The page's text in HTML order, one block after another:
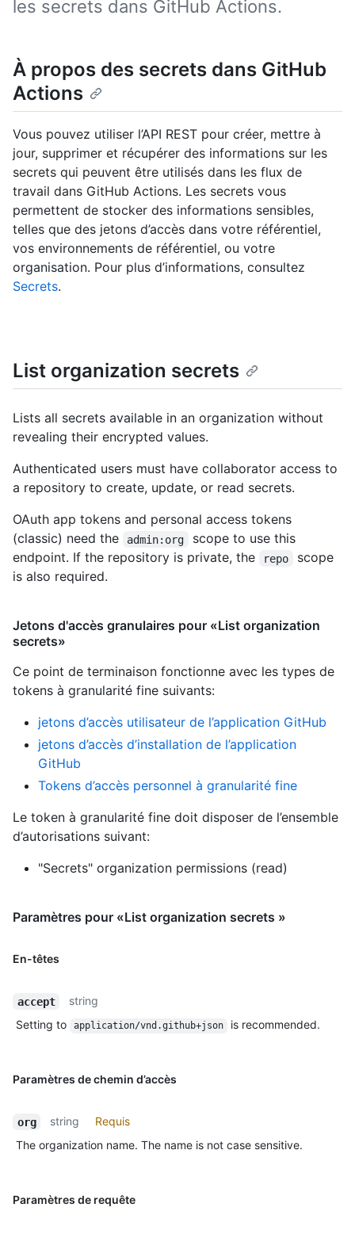
les secrets dans GitHub Actions.
À propos des secrets dans GitHub
Actions
Vous pouvez utiliser l’API REST pour créer, mettre à
jour, supprimer et récupérer des informations sur les
secrets qui peuvent être utilisés dans les flux de
travail dans GitHub Actions. Les secrets vous
permettent de stocker des informations sensibles,
telles que des jetons d’accès dans votre référentiel,
vos environnements de référentiel, ou votre
organisation. Pour plus d’informations, consultez
Secrets.
List organization secrets
Lists all secrets available in an organization without
revealing their encrypted values.
Authenticated users must have collaborator access to
a repository to create, update, or read secrets.
OAuth app tokens and personal access tokens
(classic) need the
admin:org
scope to use this
endpoint. If the repository is private, the
repo
scope
is also required.
Jetons d'accès granulaires pour «List organization
secrets»
Ce point de terminaison fonctionne avec les types de
tokens à granularité fine suivants:
jetons d’accès utilisateur de l’application GitHub
jetons d’accès d’installation de l’application
GitHub
Tokens d’accès personnel à granularité fine
Le token à granularité fine doit disposer de l’ensemble
d’autorisations suivant:
"Secrets" organization permissions (read)
Paramètres pour «List organization secrets »
En-têtes
accept
string
Setting to
application/vnd.github+json is recommended.
Paramètres de chemin d’accès
org string
Requis
The organization name. The name is not case sensitive.
Paramètres de requête